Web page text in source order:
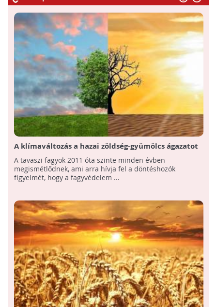
A klímaváltozás a hazai zöldség-gyümölcs ágazatot
is sújtja: paradigmaváltásra van szükség
A tavaszi fagyok 2011 óta szinte minden évben
megismétlődnek, ami arra hívja fel a döntéshozók
figyelmét, hogy a fagyvédelem ...